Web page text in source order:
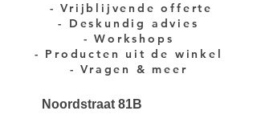
- Vrijblijvende offerte
- Deskundig advies
- Workshops
- Producten uit de winkel
- Vragen & meer
Noordstraat 81B